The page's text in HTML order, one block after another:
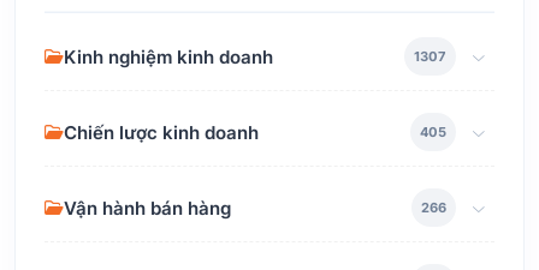
Kinh nghiệm kinh doanh 1307
Chiến lược kinh doanh 405
Vận hành bán hàng 266